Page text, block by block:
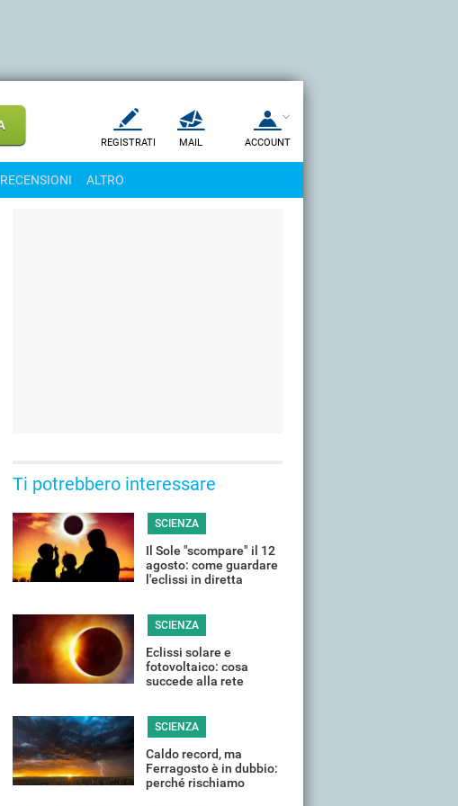
REGISTRATI MAIL ACCOUNT
RECENSIONI ALTRO
Ti potrebbero interessare
SCIENZA
Il Sole "scompare" il 12
agosto: come guardare
l'eclissi in diretta
SCIENZA
Eclissi solare e
fotovoltaico: cosa
succede alla rete
SCIENZA
Caldo record, ma
Ferragosto è in dubbio:
perché rischiamo